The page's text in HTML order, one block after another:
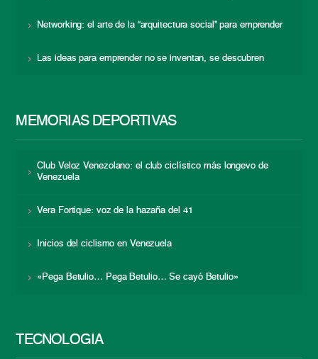
Networking: el arte de la “arquitectura social” para emprender
Las ideas para emprender no se inventan, se descubren
MEMORIAS DEPORTIVAS
Club Veloz Venezolano: el club ciclístico más longevo de
Venezuela
Vera Fortique: voz de la hazaña del 41
Inicios del ciclismo en Venezuela
«Pega Betulio… Pega Betulio… Se cayó Betulio»
TECNOLOGÍA